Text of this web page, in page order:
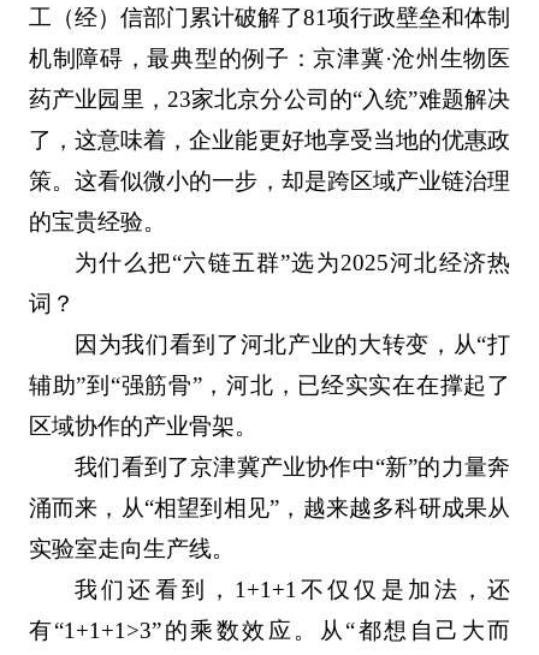
工（经）信部门累计破解了‌81项行政壁垒和‌体制
机制障碍，最典型的例子：京津冀·沧州生物医
药产业园里，23家北京分公司的“入统”难题解决
了，这意味着，企业能更好地享受当地的优惠政
策。这看似微小的一步，却是跨区域产业链治理
的宝贵经验。
为什么把“六链五群”选为2025河北经济热
词？
因为我们看到了河北产业的大转变，从“打
辅助”到“强筋骨”，河北，已经实实在在撑起了
区域协作的产业骨架。
我们看到了京津冀产业协作中“新”的力量奔
涌而来，从“相望到相见”，越来越多科研成果从
实验室走向生产线。
我们还看到，1+1+1不仅仅是加法，还
有“1+1+1>3”的乘数效应。从“都想自己大而